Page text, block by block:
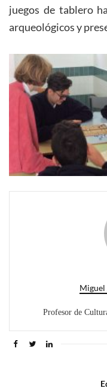
juegos de tablero
arqueológicos y
Miguel
Profesor de